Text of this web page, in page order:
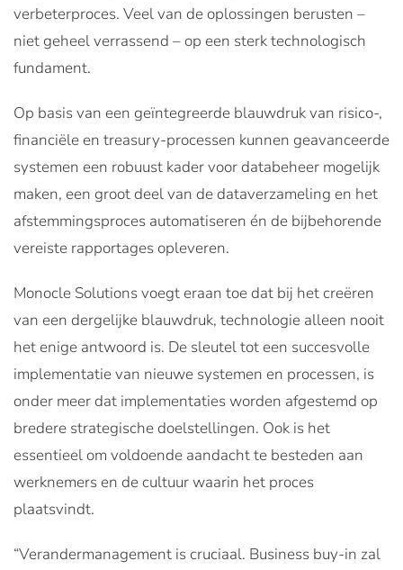
verbeterproces. Veel van de oplossingen berusten –
niet geheel verrassend – op een sterk technologisch
fundament.
Op basis van een geïntegreerde blauwdruk van risico-,
financiële en treasury-processen kunnen geavanceerde
systemen een robuust kader voor databeheer mogelijk
maken, een groot deel van de dataverzameling en het
afstemmingsproces automatiseren én de bijbehorende
vereiste rapportages opleveren.
Monocle Solutions voegt eraan toe dat bij het creëren
van een dergelijke blauwdruk, technologie alleen nooit
het enige antwoord is. De sleutel tot een succesvolle
implementatie van nieuwe systemen en processen, is
onder meer dat implementaties worden afgestemd op
bredere strategische doelstellingen. Ook is het
essentieel om voldoende aandacht te besteden aan
werknemers en de cultuur waarin het proces
plaatsvindt.
“Verandermanagement is cruciaal. Business buy-in zal